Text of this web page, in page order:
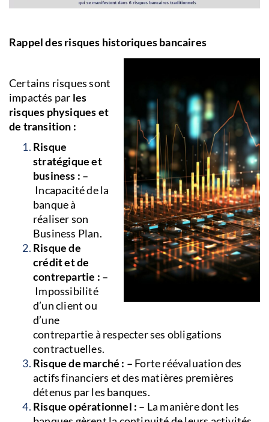
Rappel des risques historiques bancaires
Certains risques sont
impactés par les
risques physiques et
de transition :
Risque
stratégique et
business : –
Incapacité de la
banque à
réaliser son
Business Plan.
Risque de
crédit et de
contrepartie : –
Impossibilité
d’un client ou
d’une
contrepartie à respecter ses obligations
contractuelles.
Risque de marché : – Forte réévaluation des
actifs financiers et des matières premières
détenus par les banques.
Risque opérationnel : – La manière dont les